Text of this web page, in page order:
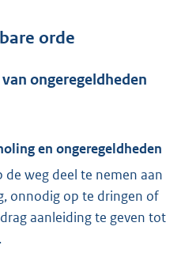
orde
ongeregeldheden
en ongeregeldheden
de weg deel te nemen aan
onnodig op te dringen of
aanleiding te geven tot